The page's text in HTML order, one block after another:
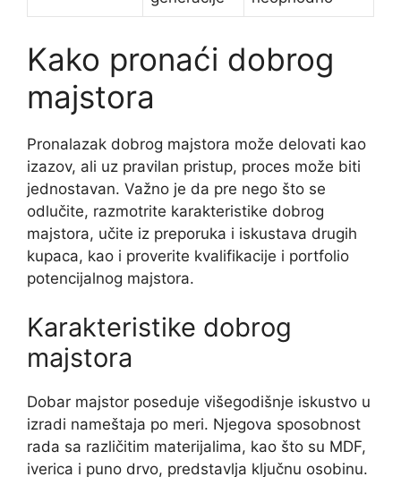
Kako pronaći dobrog
majstora
Pronalazak dobrog majstora može delovati kao
izazov, ali uz pravilan pristup, proces može biti
jednostavan. Važno je da pre nego što se
odlučite, razmotrite karakteristike dobrog
majstora, učite iz preporuka i iskustava drugih
kupaca, kao i proverite kvalifikacije i portfolio
potencijalnog majstora.
Karakteristike dobrog
majstora
Dobar majstor poseduje višegodišnje iskustvo u
izradi nameštaja po meri. Njegova sposobnost
rada sa različitim materijalima, kao što su MDF,
iverica i puno drvo, predstavlja ključnu osobinu.